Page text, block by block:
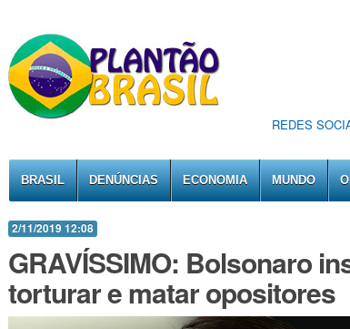
REDES
BRASIL DENÚNCIAS ECONOMIA MUNDO
2/11/2019 12:08
GRAVÍSSIMO: Bolsonaro
torturar e matar opositores